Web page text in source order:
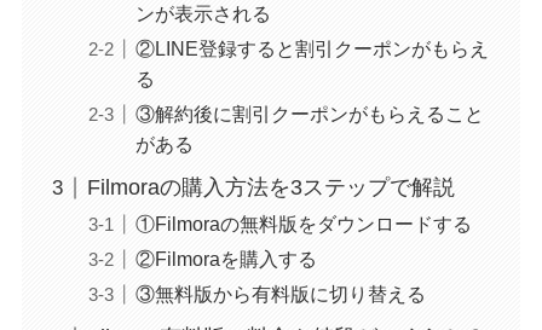
ンが表示される
②LINE登録すると割引クーポンがもらえ
る
③解約後に割引クーポンがもらえること
がある
Filmoraの購入方法を3ステップで解説
①Filmoraの無料版をダウンロードする
②Filmoraを購入する
③無料版から有料版に切り替える